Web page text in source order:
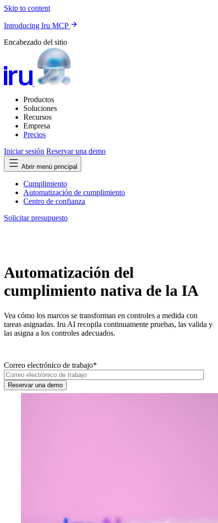
Skip to content
Introducing Iru MCP
Encabezado del sitio
Productos
Soluciones
Recursos
Empresa
Precios
Iniciar sesión Reservar una demo
Abrir menú principal
Cumplimiento
Automatización de cumplimiento
Centro de confianza
Solicitar presupuesto
Automatización del
cumplimiento nativa de la IA
Vea cómo los marcos se transforman en controles a medida con
tareas asignadas. Iru AI recopila continuamente pruebas, las valida y
las asigna a los controles adecuados.
Correo electrónico de trabajo*